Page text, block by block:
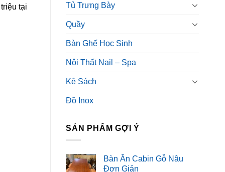
Tủ Trưng Bày
Quầy
Bàn Ghế Học Sinh
Nội Thất Nail – Spa
Kệ Sách
Đồ Inox
SẢN PHẨM GỢI Ý
Bàn Ăn Cabin Gỗ Nâu
Đơn Giản
tại